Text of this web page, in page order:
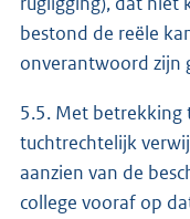
bestond de reële
onverantwoord zijn
5.5. Met betrekking
tuchtrechtelijk
aanzien van de
college vooraf op